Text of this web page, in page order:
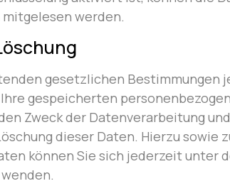
werden.
gesetzlichen Bestimmungen
gespeicherten
Zweck der Datenverarbeitung
dieser Daten. Hierzu sowie
können Sie sich jederzeit unter